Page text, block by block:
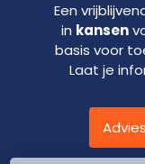
Een
in kansen
basis voor
Laat je